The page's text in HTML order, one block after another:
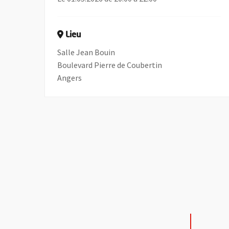
Lieu
Salle Jean Bouin
Boulevard Pierre de Coubertin
Angers